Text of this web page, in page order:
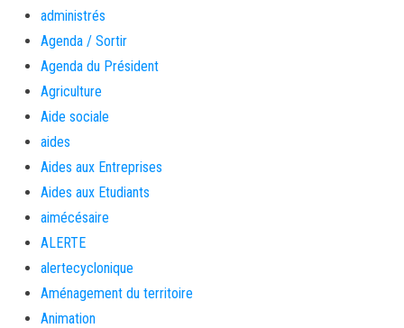
administrés
Agenda / Sortir
Agenda du Président
Agriculture
Aide sociale
aides
Aides aux Entreprises
Aides aux Etudiants
aimécésaire
ALERTE
alertecyclonique
Aménagement du territoire
Animation